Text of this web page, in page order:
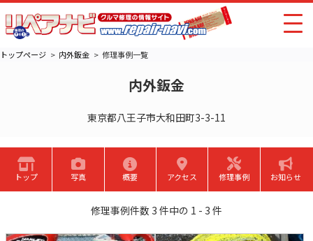
トップページ 内外鈑金 修理事例一覧
内外鈑金
東京都八王子市大和田町3-3-11
トップ 写真 概要 アクセス 修理事例 お知らせ
修理事例件数 3 件中の 1 - 3 件